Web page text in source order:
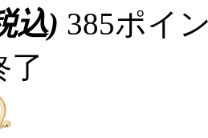
込) 385ポイ
了